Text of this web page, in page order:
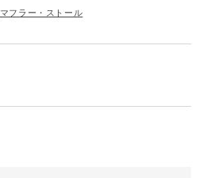
マフラー・ストール